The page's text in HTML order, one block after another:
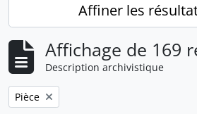
Affiner les
Affichage de 169
Description archivistique
Remove filter:
Pièce